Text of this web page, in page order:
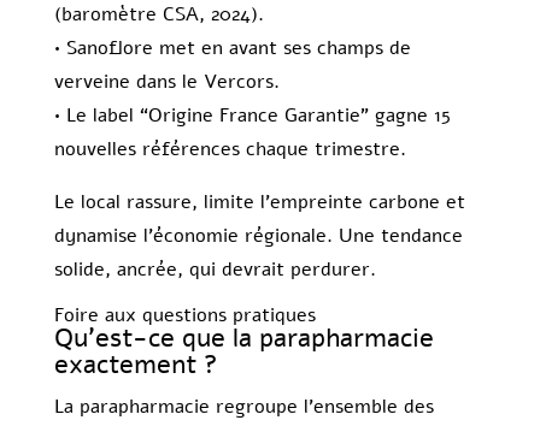
(baromètre CSA, 2024).
• Sanoflore met en avant ses champs de
verveine dans le Vercors.
• Le label “Origine France Garantie” gagne 15
nouvelles références chaque trimestre.
Le local rassure, limite l’empreinte carbone et
dynamise l’économie régionale. Une tendance
solide, ancrée, qui devrait perdurer.
Foire aux questions pratiques
Qu’est-ce que la parapharmacie
exactement ?
La parapharmacie regroupe l’ensemble des